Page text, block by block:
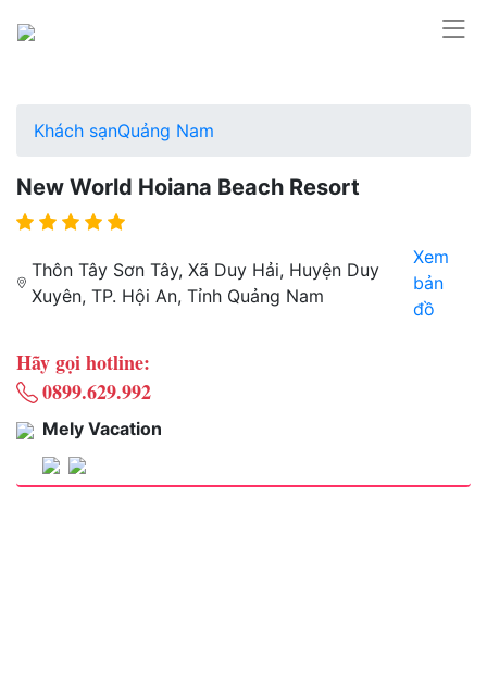
Khách sạnQuảng Nam
New World Hoiana Beach Resort
Thôn Tây Sơn Tây, Xã Duy Hải, Huyện Duy
Xuyên, TP. Hội An, Tỉnh Quảng Nam
Xem
bản
đồ
Hãy gọi hotline:
0899.629.992
Mely Vacation